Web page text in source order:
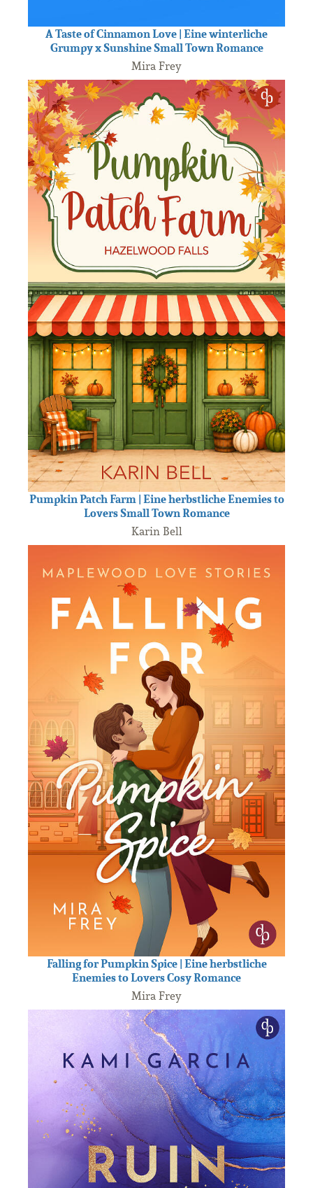
A Taste of Cinnamon Love | Eine winterliche
Grumpy x Sunshine Small Town Romance
Mira Frey
Pumpkin Patch Farm | Eine herbstliche Enemies to
Lovers Small Town Romance
Karin Bell
Falling for Pumpkin Spice | Eine herbstliche
Enemies to Lovers Cosy Romance
Mira Frey